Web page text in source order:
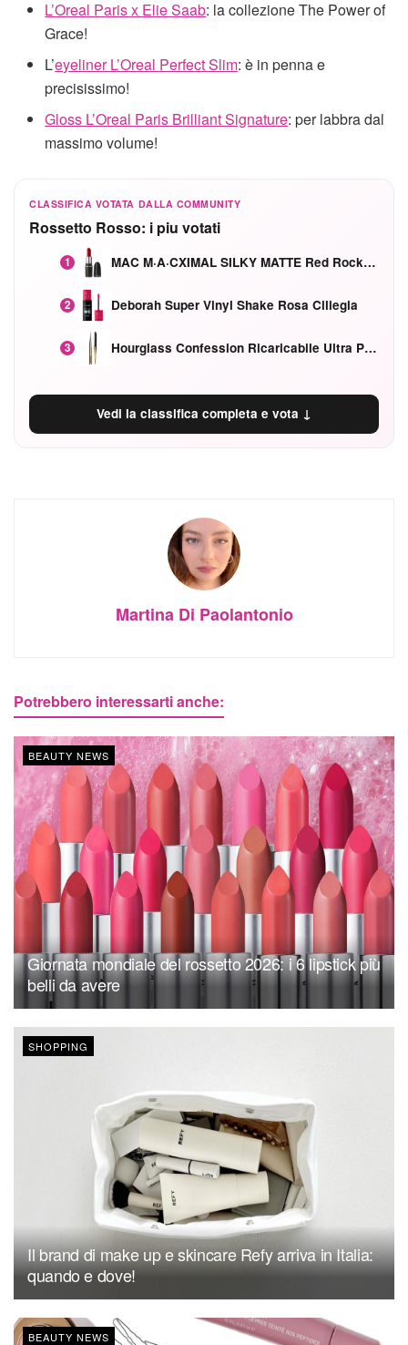
L’Oreal Paris x Elie Saab: la collezione The Power of
Grace!
L’eyeliner L’Oreal Perfect Slim: è in penna e
precisissimo!
Gloss L’Oreal Paris Brilliant Signature: per labbra dal
massimo volume!
CLASSIFICA VOTATA DALLA COMMUNITY
Rossetto Rosso: i piu votati
1 MAC M·A·CXIMAL SILKY MATTE Red Rock mat
2 Deborah Super Vinyl Shake Rosa Ciliegia
3 Hourglass Confession Ricaricabile Ultra Preciso Ad Alta Intensità Secretly Classic Red
Vedi la classifica completa e vota ↓
Martina Di Paolantonio
Potrebbero interessarti anche:
BEAUTY NEWS
Giornata mondiale del rossetto 2026: i 6 lipstick più
belli da avere
SHOPPING
Il brand di make up e skincare Refy arriva in Italia:
quando e dove!
BEAUTY NEWS